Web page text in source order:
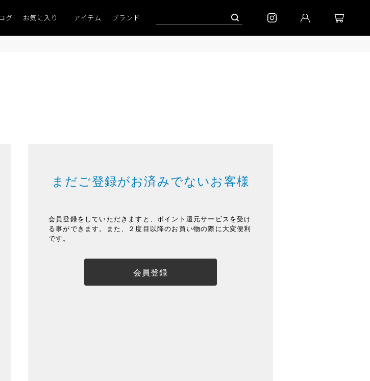
グ お気に入り アイテム ブランド
まだご登録がお済みでないお客様
会員登録をしていただきますと、ポイント還元サービスを受け
る事ができます。また、２度目以降のお買い物の際に大変便利
です。
会員登録